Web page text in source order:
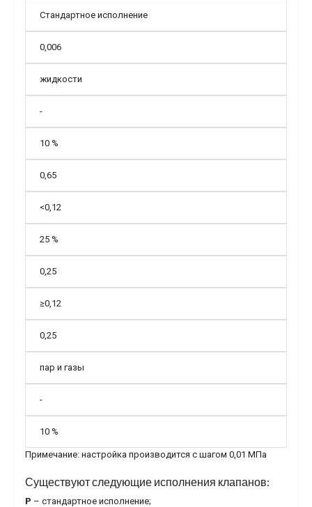
Стандартное исполнение
0,006
жидкости
-
10 %
0,65
<0,12
25 %
0,25
≥0,12
0,25
пар и газы
-
10 %
Примечание: настройка производится с шагом 0,01 МПа
Существуют следующие исполнения клапанов:
P – стандартное исполнение;